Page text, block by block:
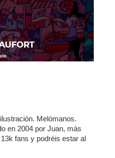
Melómanos.
en 2004 por Juan, más
fans y podréis estar al